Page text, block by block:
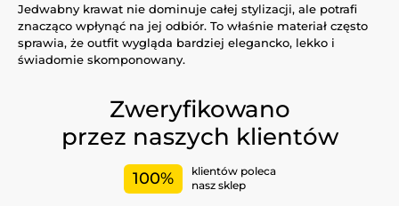
Jedwabny krawat nie dominuje całej stylizacji, ale potrafi
znacząco wpłynąć na jej odbiór. To właśnie materiał często
sprawia, że outfit wygląda bardziej elegancko, lekko i
świadomie skomponowany.
Zweryfikowano
przez naszych klientów
100%
klientów poleca
nasz sklep